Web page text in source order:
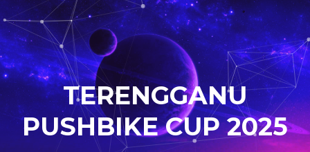
TERENGGANU
PUSHBIKE CUP 2025